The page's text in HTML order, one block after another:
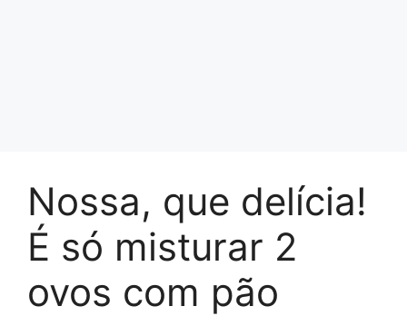
Nossa, que delícia!
É só misturar 2
ovos com pão